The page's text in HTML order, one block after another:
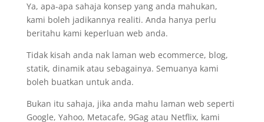
Ya, apa-apa sahaja konsep yang anda mahukan,
kami boleh jadikannya realiti. Anda hanya perlu
beritahu kami keperluan web anda.
Tidak kisah anda nak laman web ecommerce, blog,
statik, dinamik atau sebagainya. Semuanya kami
boleh buatkan untuk anda.
Bukan itu sahaja, jika anda mahu laman web seperti
Google, Yahoo, Metacafe, 9Gag atau Netflix, kami